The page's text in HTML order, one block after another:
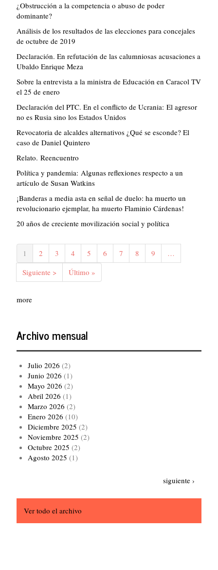
¿Obstrucción a la competencia o abuso de poder
dominante?
Análisis de los resultados de las elecciones para concejales
de octubre de 2019
Declaración. En refutación de las calumniosas acusaciones a
Ubaldo Enrique Meza
Sobre la entrevista a la ministra de Educación en Caracol TV
el 25 de enero
Declaración del PTC. En el conflicto de Ucrania: El agresor
no es Rusia sino los Estados Unidos
Revocatoria de alcaldes alternativos ¿Qué se esconde? El
caso de Daniel Quintero
Relato. Reencuentro
Política y pandemia: Algunas reflexiones respecto a un
artículo de Susan Watkins
¡Banderas a media asta en señal de duelo: ha muerto un
revolucionario ejemplar, ha muerto Flaminio Cárdenas!
20 años de creciente movilización social y política
Paginación
Página
actual
1 Página
2 Página
3 Página
4 Página
5 Página
6 Página
7 Página
8 Página
9
…
Siguiente
página
Siguiente >
Última
página
Último »
more
Archivo mensual
Julio 2026 (2)
Junio 2026 (1)
Mayo 2026 (2)
Abril 2026 (1)
Marzo 2026 (2)
Enero 2026 (10)
Diciembre 2025 (2)
Noviembre 2025 (2)
Octubre 2025 (2)
Agosto 2025 (1)
Siguiente
siguiente ›
Ver todo el archivo